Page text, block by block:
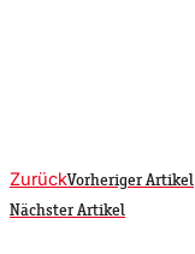
ZurückVorheriger Artikel
Nächster Artikel